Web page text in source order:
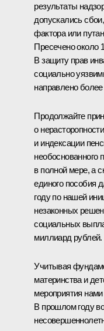
результаты
допускались
фактора или
Пресечено около
В защиту прав
социально
направлено
Продолжайте
о
и индексации
необоснованного
в полной мере, а
единого пособия
году по нашей
незаконных
социальных
миллиард рублей.
Учитывая
материнства и
мероприятия
В прошлом году